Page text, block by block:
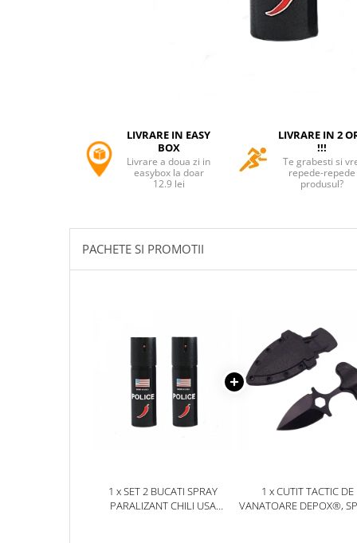
ARTICOLE SUPORTERI
SPORTURI DE ECHIPA
Figurine si masinute duble
Instrumente muzicale de jucarie
Gaming, Carti & Birotica
Costume Halloween copii
Accesorii decorative
LIVRARE IN EASY
BOX
Livrare a doua zi in
easybox la doar
12.9 lei
LIVRARE IN 2
!!!
Te grabesti si
repede-repede
produsul?
PACHETE SI PROMOTII
1 x SET 2 BUCATI SPRAY
PARALIZANT CHILI USA
1 x CUTIT TACTIC DE
VANATOARE DEPOX®,